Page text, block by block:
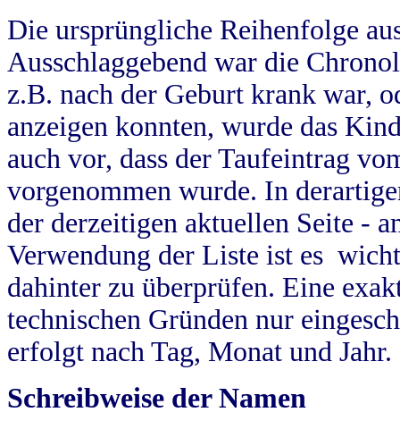
Die ursprüngliche Reihenfolge
Ausschlaggebend war die
z.B. nach der Geburt krank war,
anzeigen konnten, wurde das
auch vor, dass der Taufeintrag
vorgenommen wurde. In
der derzeitigen aktuellen Seite -
Verwendung der Liste ist es
dahinter zu überprüfen. Eine
technischen Gründen nur
erfolgt nach Tag, Monat und Jahr.
Schreibweise der Namen